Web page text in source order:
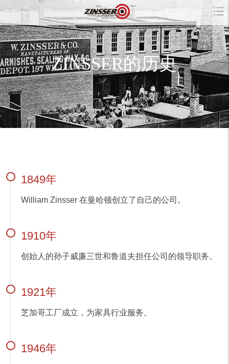
ZINSSER的历史
1849年
William Zinsser 在曼哈顿创立了自己的公司。
1910年
创始人的孙子威廉三世和鲁道夫担任公司的领导职务。
1921年
芝加哥工厂成立，为家具行业服务。
1946年